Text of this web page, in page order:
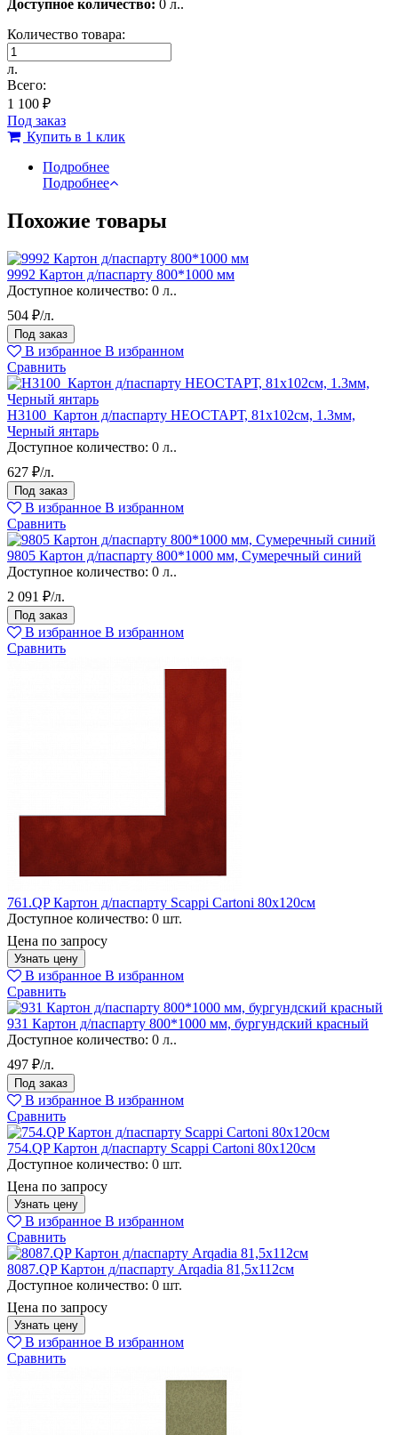
Доступное количество: 0 л..
Количество товара:
л.
Всего:
1 100 ₽
Под заказ
Купить в 1 клик
Подробнее
Подробнее
Похожие товары
9992 Картон д/паспарту 800*1000 мм
Доступное количество: 0 л..
504 ₽/л.
Под заказ
В избранное В избранном
Сравнить
H3100_Картон д/паспарту НЕОСТАРТ, 81x102см, 1.3мм,
Черный янтарь
Доступное количество: 0 л..
627 ₽/л.
Под заказ
В избранное В избранном
Сравнить
9805 Картон д/паспарту 800*1000 мм, Сумеречный синий
Доступное количество: 0 л..
2 091 ₽/л.
Под заказ
В избранное В избранном
Сравнить
761.QP Картон д/паспарту Scappi Cartoni 80х120см
Доступное количество: 0 шт.
Цена по запросу
Узнать цену
В избранное В избранном
Сравнить
931 Картон д/паспарту 800*1000 мм, бургундский красный
Доступное количество: 0 л..
497 ₽/л.
Под заказ
В избранное В избранном
Сравнить
754.QP Картон д/паспарту Scappi Cartoni 80х120см
Доступное количество: 0 шт.
Цена по запросу
Узнать цену
В избранное В избранном
Сравнить
8087.QP Картон д/паспарту Arqadia 81,5х112см
Доступное количество: 0 шт.
Цена по запросу
Узнать цену
В избранное В избранном
Сравнить